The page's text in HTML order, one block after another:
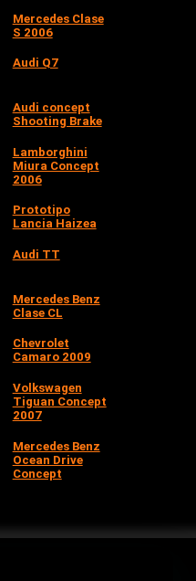
Mercedes Clase
S 2006
Audi Q7
Audi concept
Shooting Brake
Lamborghini
Miura Concept
2006
Prototipo
Lancia Haizea
Audi TT
Mercedes Benz
Clase CL
Chevrolet
Camaro 2009
Volkswagen
Tiguan Concept
2007
Mercedes Benz
Ocean Drive
Concept